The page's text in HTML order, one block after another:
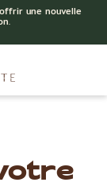
une nouvelle